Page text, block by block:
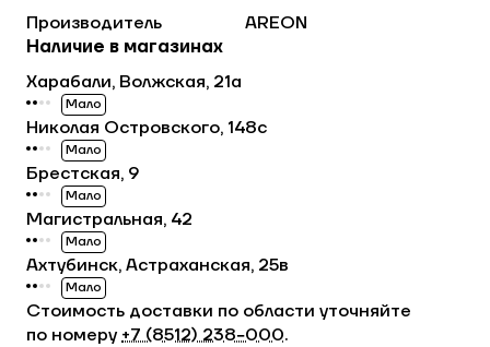
Производитель
AREON
Стоимость доставки по области уточняйте
по номеру +7 (8512) 238−000.
Наличие в магазинах
Харабали, Волжская, 21а
Мало
Николая Островского, 148с
Мало
Брестская, 9
Мало
Магистральная, 42
Мало
Ахтубинск, Астраханская, 25в
Мало